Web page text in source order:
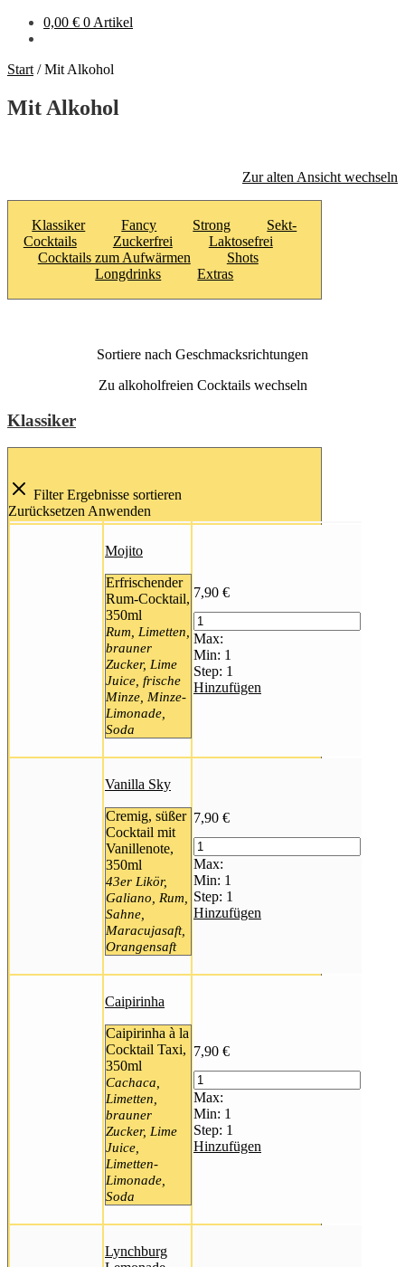
0,00 € 0 Artikel
Start /Mit Alkohol
Mit Alkohol
Zur alten Ansicht wechseln
Klassiker Fancy Strong
Sekt-
Cocktails
Zuckerfrei
Laktosefrei
Cocktails zum Aufwärmen
Shots
Longdrinks
Extras
Sortiere nach Geschmacksrichtungen
Zu alkoholfreien Cocktails wechseln
Klassiker
FilterErgebnisse sortieren
Zurücksetzen Anwenden
Mojito
Erfrischender
Rum-Cocktail,
350ml
Rum, Limetten,
brauner
Zucker, Lime
Juice, frische
Minze, Minze-
Limonade,
Soda
7,90 €
Max:
Min: 1
Step: 1
Hinzufügen
Vanilla Sky
Cremig, süßer
Cocktail mit
Vanillenote,
350ml
43er Likör,
Galiano, Rum,
Sahne,
Maracujasaft,
Orangensaft
7,90 €
Max:
Min: 1
Step: 1
Hinzufügen
Caipirinha
Caipirinha à la
Cocktail Taxi,
350ml
Cachaca,
Limetten,
brauner
Zucker, Lime
Juice,
Limetten-
Limonade,
Soda
7,90 €
Max:
Min: 1
Step: 1
Hinzufügen
Lynchburg